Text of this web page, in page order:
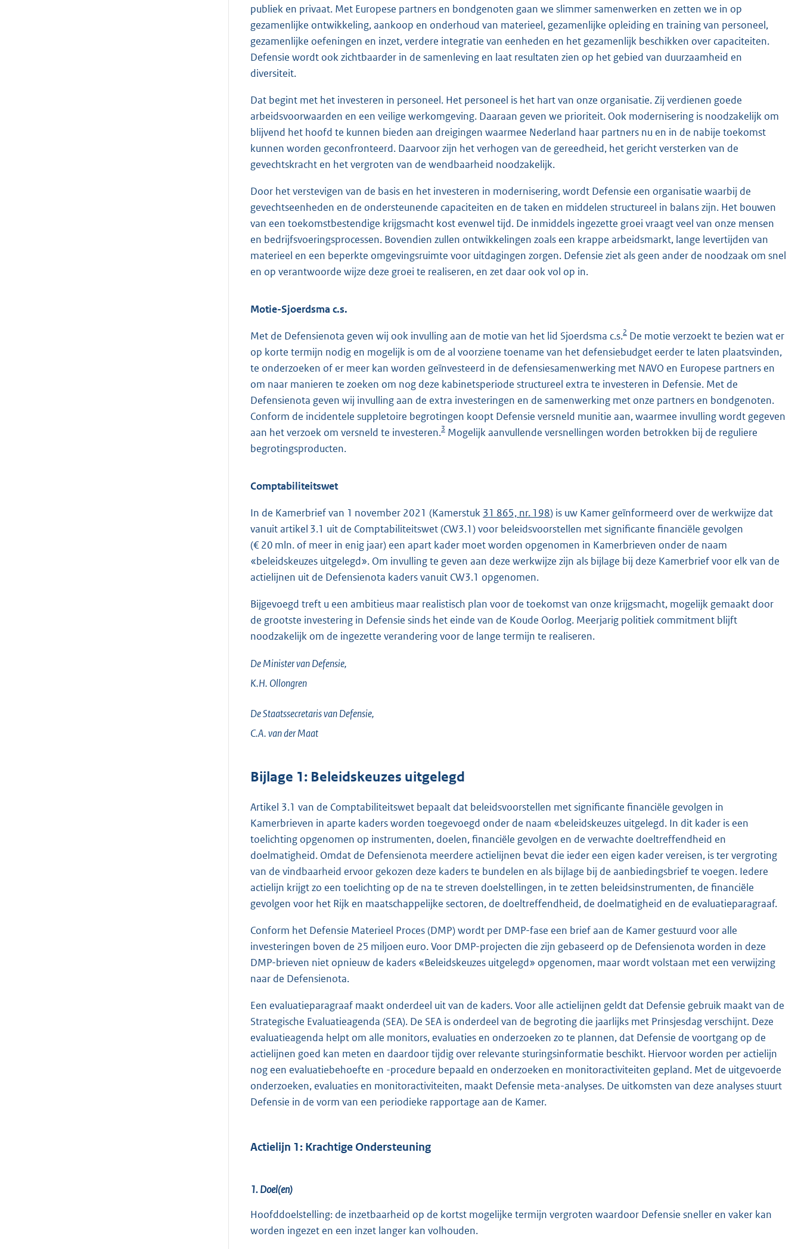
publiek en privaat. Met Europese partners en bondgenoten gaan we slimmer samenwerken en zetten we in op
gezamenlijke ontwikkeling, aankoop en onderhoud van materieel, gezamenlijke opleiding en training van personeel,
gezamenlijke oefeningen en inzet, verdere integratie van eenheden en het gezamenlijk beschikken over capaciteiten.
Defensie wordt ook zichtbaarder in de samenleving en laat resultaten zien op het gebied van duurzaamheid en
diversiteit.
Dat begint met het investeren in personeel. Het personeel is het hart van onze organisatie. Zij verdienen goede
arbeidsvoorwaarden en een veilige werkomgeving. Daaraan geven we prioriteit. Ook modernisering is noodzakelijk om
blijvend het hoofd te kunnen bieden aan dreigingen waarmee Nederland haar partners nu en in de nabije toekomst
kunnen worden geconfronteerd. Daarvoor zijn het verhogen van de gereedheid, het gericht versterken van de
gevechtskracht en het vergroten van de wendbaarheid noodzakelijk.
Door het verstevigen van de basis en het investeren in modernisering, wordt Defensie een organisatie waarbij de
gevechtseenheden en de ondersteunende capaciteiten en de taken en middelen structureel in balans zijn. Het bouwen
van een toekomstbestendige krijgsmacht kost evenwel tijd. De inmiddels ingezette groei vraagt veel van onze mensen
en bedrijfsvoeringsprocessen. Bovendien zullen ontwikkelingen zoals een krappe arbeidsmarkt, lange levertijden van
materieel en een beperkte omgevingsruimte voor uitdagingen zorgen. Defensie ziet als geen ander de noodzaak om snel
en op verantwoorde wijze deze groei te realiseren, en zet daar ook vol op in.
Motie-Sjoerdsma c.s.
Met de Defensienota geven wij ook invulling aan de motie van het lid Sjoerdsma c.s.2 De motie verzoekt te bezien wat er
op korte termijn nodig en mogelijk is om de al voorziene toename van het defensiebudget eerder te laten plaatsvinden,
te onderzoeken of er meer kan worden geïnvesteerd in de defensiesamenwerking met NAVO en Europese partners en
om naar manieren te zoeken om nog deze kabinetsperiode structureel extra te investeren in Defensie. Met de
Defensienota geven wij invulling aan de extra investeringen en de samenwerking met onze partners en bondgenoten.
Conform de incidentele suppletoire begrotingen koopt Defensie versneld munitie aan, waarmee invulling wordt gegeven
aan het verzoek om versneld te investeren.3 Mogelijk aanvullende versnellingen worden betrokken bij de reguliere
begrotingsproducten.
Comptabiliteitswet
In de Kamerbrief van 1 november 2021 (Kamerstuk 31 865, nr. 198) is uw Kamer geïnformeerd over de werkwijze dat
vanuit artikel 3.1 uit de Comptabiliteitswet (CW3.1) voor beleidsvoorstellen met significante financiële gevolgen
(€ 20 mln. of meer in enig jaar) een apart kader moet worden opgenomen in Kamerbrieven onder de naam
«beleidskeuzes uitgelegd». Om invulling te geven aan deze werkwijze zijn als bijlage bij deze Kamerbrief voor elk van de
actielijnen uit de Defensienota kaders vanuit CW3.1 opgenomen.
Bijgevoegd treft u een ambitieus maar realistisch plan voor de toekomst van onze krijgsmacht, mogelijk gemaakt door
de grootste investering in Defensie sinds het einde van de Koude Oorlog. Meerjarig politiek commitment blijft
noodzakelijk om de ingezette verandering voor de lange termijn te realiseren.
De Minister van Defensie,
K.H. Ollongren
De Staatssecretaris van Defensie,
C.A. van derMaat
Bijlage 1: Beleidskeuzes uitgelegd
Artikel 3.1 van de Comptabiliteitswet bepaalt dat beleidsvoorstellen met significante financiële gevolgen in
Kamerbrieven in aparte kaders worden toegevoegd onder de naam «beleidskeuzes uitgelegd. In dit kader is een
toelichting opgenomen op instrumenten, doelen, financiële gevolgen en de verwachte doeltreffendheid en
doelmatigheid. Omdat de Defensienota meerdere actielijnen bevat die ieder een eigen kader vereisen, is ter vergroting
van de vindbaarheid ervoor gekozen deze kaders te bundelen en als bijlage bij de aanbiedingsbrief te voegen. Iedere
actielijn krijgt zo een toelichting op de na te streven doelstellingen, in te zetten beleidsinstrumenten, de financiële
gevolgen voor het Rijk en maatschappelijke sectoren, de doeltreffendheid, de doelmatigheid en de evaluatieparagraaf.
Conform het Defensie Materieel Proces (DMP) wordt per DMP-fase een brief aan de Kamer gestuurd voor alle
investeringen boven de 25 miljoen euro. Voor DMP-projecten die zijn gebaseerd op de Defensienota worden in deze
DMP-brieven niet opnieuw de kaders «Beleidskeuzes uitgelegd» opgenomen, maar wordt volstaan met een verwijzing
naar de Defensienota.
Een evaluatieparagraaf maakt onderdeel uit van de kaders. Voor alle actielijnen geldt dat Defensie gebruik maakt van de
Strategische Evaluatieagenda (SEA). De SEA is onderdeel van de begroting die jaarlijks met Prinsjesdag verschijnt. Deze
evaluatieagenda helpt om alle monitors, evaluaties en onderzoeken zo te plannen, dat Defensie de voortgang op de
actielijnen goed kan meten en daardoor tijdig over relevante sturingsinformatie beschikt. Hiervoor worden per actielijn
nog een evaluatiebehoefte en -procedure bepaald en onderzoeken en monitoractiviteiten gepland. Met de uitgevoerde
onderzoeken, evaluaties en monitoractiviteiten, maakt Defensie meta-analyses. De uitkomsten van deze analyses stuurt
Defensie in de vorm van een periodieke rapportage aan de Kamer.
Actielijn 1: Krachtige Ondersteuning
1. Doel(en)
Hoofddoelstelling: de inzetbaarheid op de kortst mogelijke termijn vergroten waardoor Defensie sneller en vaker kan
worden ingezet en een inzet langer kan volhouden.